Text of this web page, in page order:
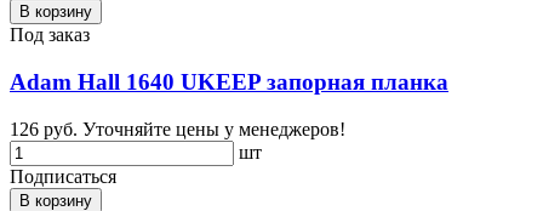
В корзину
Под заказ
Adam Hall 1640 UKEEP запорная планка
126 руб. Уточняйте цены у менеджеров!
шт
Подписаться
В корзину